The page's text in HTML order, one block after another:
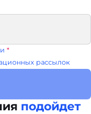
*
рассылок
подойдет